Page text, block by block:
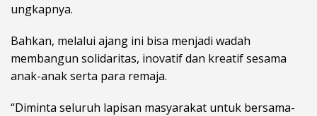
ungkapnya.
Bahkan, melalui ajang ini bisa menjadi wadah
membangun solidaritas, inovatif dan kreatif sesama
anak-anak serta para remaja.
“Diminta seluruh lapisan masyarakat untuk bersama-